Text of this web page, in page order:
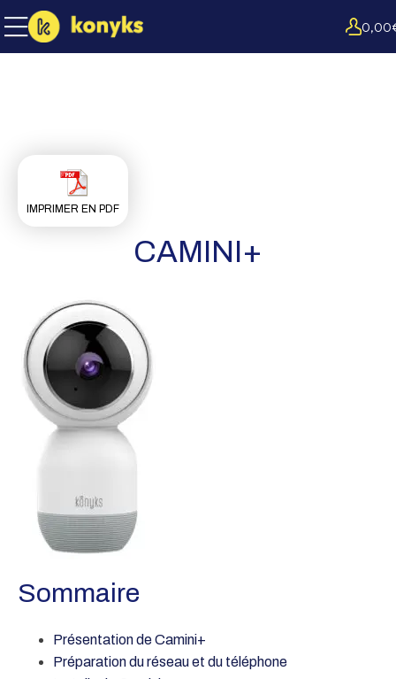
0,00
IMPRIMER EN PDF
CAMINI+
Sommaire
Présentation de Camini+
Préparation du réseau et du téléphone